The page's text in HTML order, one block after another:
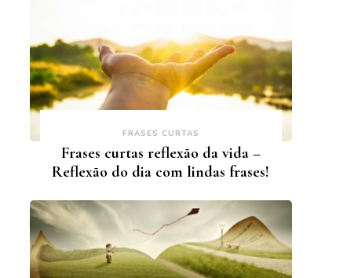
FRASES CURTAS
Frases curtas reflexão da vida –
Reflexão do dia com lindas frases!